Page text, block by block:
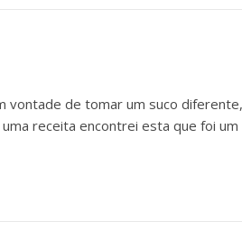
vontade de tomar um suco
receita encontrei esta que foi